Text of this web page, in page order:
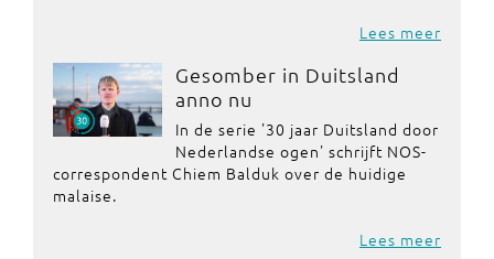
Lees meer
Gesomber in Duitsland
anno nu
In de serie '30 jaar Duitsland door
Nederlandse ogen' schrijft NOS-
correspondent Chiem Balduk over de huidige
malaise.
Lees meer